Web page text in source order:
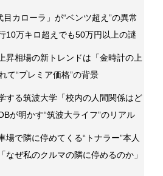
カローラ」が“ベンツ超え”の異常
10万キロ超えでも50万円以上の謎
昇相場の新トレンドは「金時計の上
て“プレミア価格”の背景
する筑波大学「校内の人間関係はど
が明かす“筑波大ライフ”のリアル
場で隣に停めてくる“トナラー”本人
なぜ私のクルマの隣に停めるのか」